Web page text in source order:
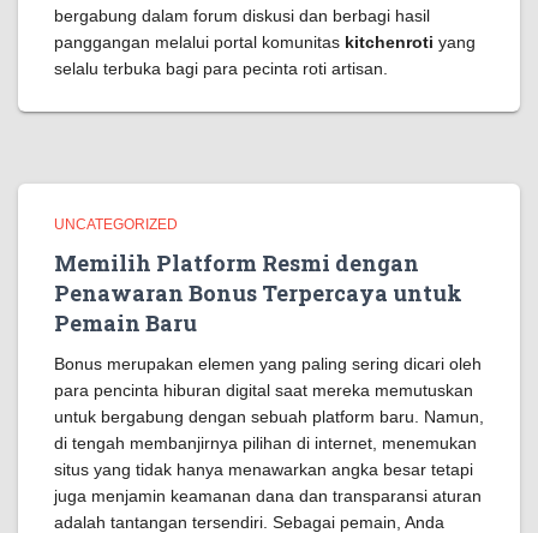
bergabung dalam forum diskusi dan berbagi hasil
panggangan melalui portal komunitas kitchenroti yang
selalu terbuka bagi para pecinta roti artisan.
UNCATEGORIZED
Memilih Platform Resmi dengan
Penawaran Bonus Terpercaya untuk
Pemain Baru
Bonus merupakan elemen yang paling sering dicari oleh
para pencinta hiburan digital saat mereka memutuskan
untuk bergabung dengan sebuah platform baru. Namun,
di tengah membanjirnya pilihan di internet, menemukan
situs yang tidak hanya menawarkan angka besar tetapi
juga menjamin keamanan dana dan transparansi aturan
adalah tantangan tersendiri. Sebagai pemain, Anda